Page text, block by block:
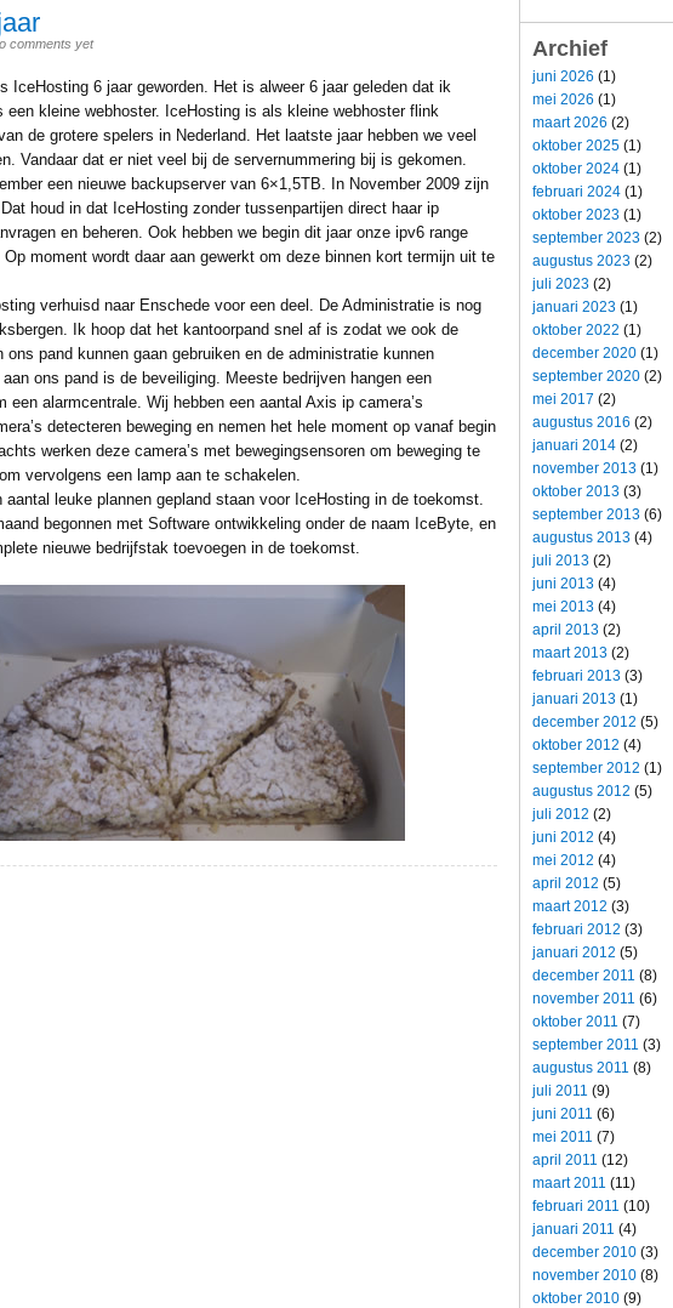
comments yet
IceHosting 6 jaar geworden. Het is alweer 6 jaar geleden dat ik
een kleine webhoster. IceHosting is als kleine webhoster flink
de grotere spelers in Nederland. Het laatste jaar hebben we veel
Vandaar dat er niet veel bij de servernummering bij is gekomen.
een nieuwe backupserver van 6×1,5TB. In November 2009 zijn
houd in dat IceHosting zonder tussenpartijen direct haar ip
en beheren. Ook hebben we begin dit jaar onze ipv6 range
moment wordt daar aan gewerkt om deze binnen kort termijn uit te
verhuisd naar Enschede voor een deel. De Administratie is nog
Ik hoop dat het kantoorpand snel af is zodat we ook de
ons pand kunnen gaan gebruiken en de administratie kunnen
ons pand is de beveiliging. Meeste bedrijven hangen een
een alarmcentrale. Wij hebben een aantal Axis ip camera’s
detecteren beweging en nemen het hele moment op vanaf begin
werken deze camera’s met bewegingsensoren om beweging te
vervolgens een lamp aan te schakelen.
aantal leuke plannen gepland staan voor IceHosting in de toekomst.
begonnen met Software ontwikkeling onder de naam IceByte, en
nieuwe bedrijfstak toevoegen in de toekomst.
Archief
juni 2026 (1)
mei 2026 (1)
maart 2026 (2)
oktober 2025 (1)
oktober 2024 (1)
februari 2024 (1)
oktober 2023 (1)
september 2023 (2)
augustus 2023 (2)
juli 2023 (2)
januari 2023 (1)
oktober 2022 (1)
december 2020 (1)
september 2020 (2)
mei 2017 (2)
augustus 2016 (2)
januari 2014 (2)
november 2013 (1)
oktober 2013 (3)
september 2013 (6)
augustus 2013 (4)
juli 2013 (2)
juni 2013 (4)
mei 2013 (4)
april 2013 (2)
maart 2013 (2)
februari 2013 (3)
januari 2013 (1)
december 2012 (5)
oktober 2012 (4)
september 2012 (1)
augustus 2012 (5)
juli 2012 (2)
juni 2012 (4)
mei 2012 (4)
april 2012 (5)
maart 2012 (3)
februari 2012 (3)
januari 2012 (5)
december 2011 (8)
november 2011 (6)
oktober 2011 (7)
september 2011 (3)
augustus 2011 (8)
juli 2011 (9)
juni 2011 (6)
mei 2011 (7)
april 2011 (12)
maart 2011 (11)
februari 2011 (10)
januari 2011 (4)
december 2010 (3)
november 2010 (8)
oktober 2010 (9)